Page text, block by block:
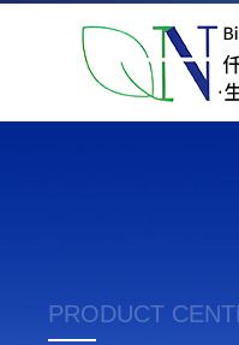
PRODUCT